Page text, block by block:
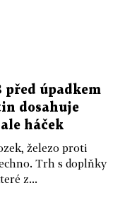
před úpadkem
dosahuje
háček
železo proti
Trh s doplňky
z...